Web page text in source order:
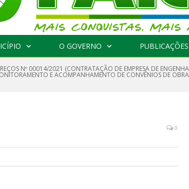
O GOVERNO PUBLICAÇÕES
Nº 00014/2021 (CONTRATAÇÃO DE EMPRESA DE
E ACOMPANHAMENTO DE CONVÊNIOS DE
0